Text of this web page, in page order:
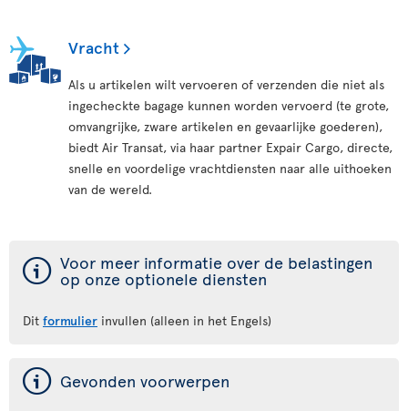
Vracht
Als u artikelen wilt vervoeren of verzenden die niet als
ingecheckte bagage kunnen worden vervoerd (te grote,
omvangrijke, zware artikelen en gevaarlijke goederen),
biedt Air Transat, via haar partner Expair Cargo, directe,
snelle en voordelige vrachtdiensten naar alle uithoeken
van de wereld.
ý Voor meer informatie over de belastingen
op onze optionele diensten
Dit formulier invullen (alleen in het Engels)
ý Gevonden voorwerpen